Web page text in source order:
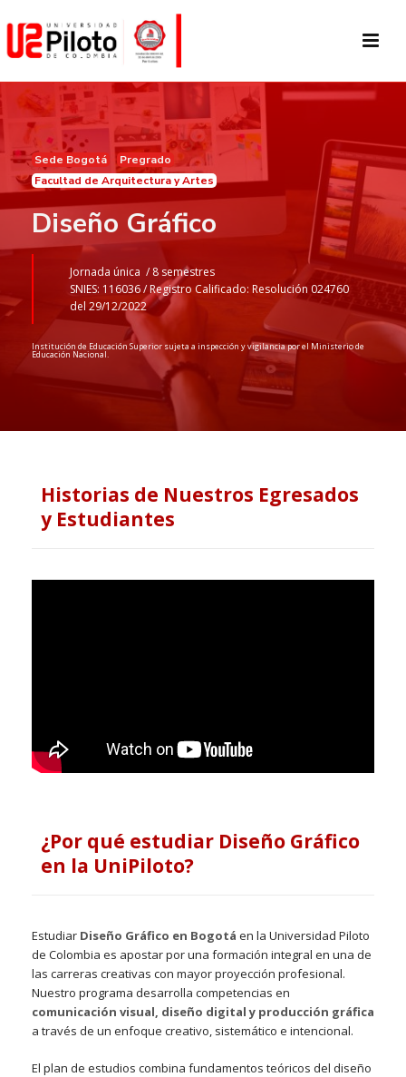
Sede Bogotá
Pregrado
Facultad de Arquitectura y Artes
Diseño Gráfico
Jornada única /8 semestres
SNIES: 116036 /Registro Calificado: Resolución 024760
del 29/12/2022
Institución de Educación Superior sujeta a inspección y vigilancia por el Ministerio de
Educación Nacional.
Historias de Nuestros Egresados
y Estudiantes
¿Por qué estudiar Diseño Gráfico
en la UniPiloto?
Estudiar Diseño Gráfico en Bogotá en la Universidad Piloto
de Colombia es apostar por una formación integral en una de
las carreras creativas con mayor proyección profesional.
Nuestro programa desarrolla competencias en
comunicación visual, diseño digital y producción gráfica
a través de un enfoque creativo, sistemático e intencional.
El plan de estudios combina fundamentos teóricos del diseño